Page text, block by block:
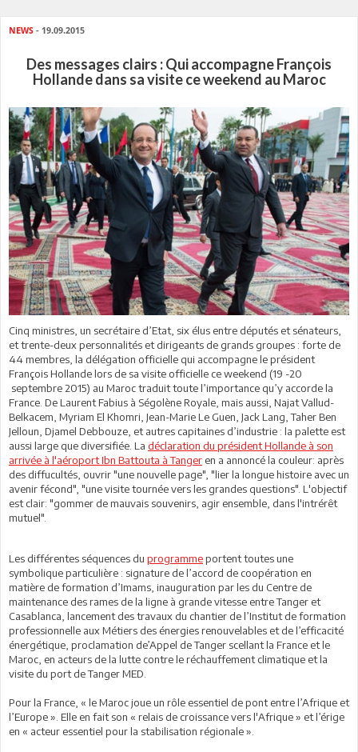
NEWS - 19.09.2015
Des messages clairs : Qui accompagne François
Hollande dans sa visite ce weekend au Maroc
Cinq ministres, un secrétaire d’Etat, six élus entre députés et sénateurs,
et trente-deux personnalités et dirigeants de grands groupes : forte de
44 membres, la délégation officielle qui accompagne le président
François Hollande lors de sa visite officielle ce weekend (19 -20
septembre 2015) au Maroc traduit toute l’importance qu’y accorde la
France. De Laurent Fabius à Ségolène Royale, mais aussi, Najat Vallud-
Belkacem, Myriam El Khomri, Jean-Marie Le Guen, Jack Lang, Taher Ben
Jelloun, Djamel Debbouze, et autres capitaines d’industrie : la palette est
aussi large que diversifiée. La déclaration du président Hollande à son
arrivée à l'aéroport Ibn Battouta à Tanger en a annoncé la couleur: après
des diffucultés, ouvrir "une nouvelle page", "lier la longue histoire avec un
avenir fécond", "une visite tournée vers les grandes questions". L'objectif
est clair: "gommer de mauvais souvenirs, agir ensemble, dans l'intrérêt
mutuel".
Les différentes séquences du programmeportent toutes une
symbolique particulière : signature de l’accord de coopération en
matière de formation d’Imams, inauguration par les du Centre de
maintenance des rames de la ligne à grande vitesse entre Tanger et
Casablanca, lancement des travaux du chantier de l’Institut de formation
professionnelle aux Métiers des énergies renouvelables et de l’efficacité
énergétique, proclamation de’Appel de Tanger scellant la France et le
Maroc, en acteurs de la lutte contre le réchauffement climatique et la
visite du port de Tanger MED.
Pour la France, « le Maroc joue un rôle essentiel de pont entre l’Afrique et
l’Europe ». Elle en fait son « relais de croissance vers l'Afrique » et l’érige
en « acteur essentiel pour la stabilisation régionale ».